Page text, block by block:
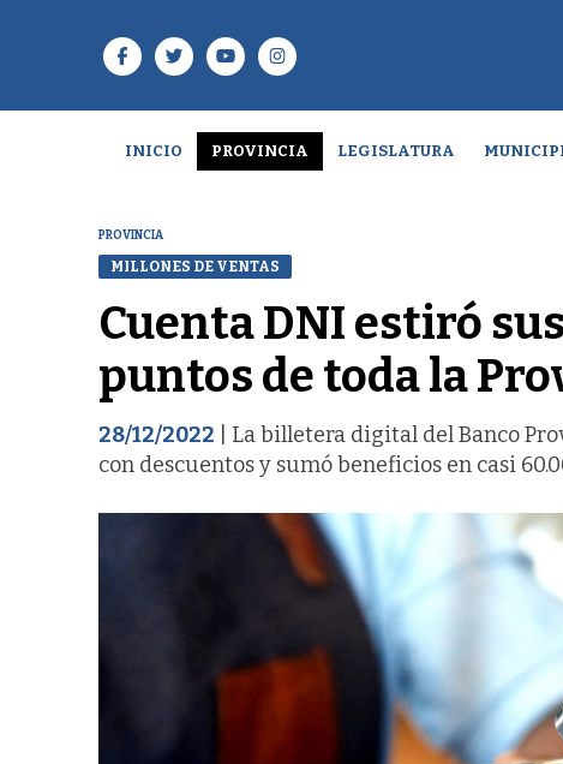
INICIO PROVINCIA LEGISLATURA
PROVINCIA
MILLONES DE VENTAS
Cuenta DNI estiró
puntos de toda la
28/12/2022 | La billetera digital del Banco
con descuentos y sumó beneficios en casi